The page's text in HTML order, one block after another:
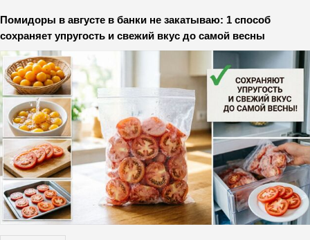
Помидоры в августе в банки не закатываю: 1 способ
сохраняет упругость и свежий вкус до самой весны